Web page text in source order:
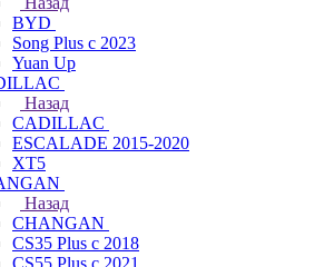
BYD
Song Plus с 2023
Yuan Up
Назад
CADILLAC
ESСALADE 2015-2020
XT5
Назад
CHANGAN
CS35 Plus с 2018
CS55 Plus с 2021